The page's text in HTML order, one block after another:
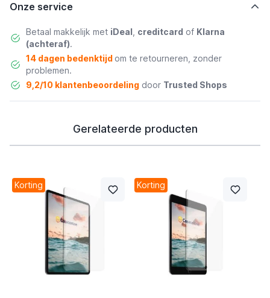
Onze service
Betaal makkelijk met iDeal creditcard of Klarna
(achteraf).
14 dagen bedenktijd om te retourneren, zonder
problemen.
9,2/10 klantenbeoordelingdoor Trusted Shops
Gerelateerde producten
Korting Korting